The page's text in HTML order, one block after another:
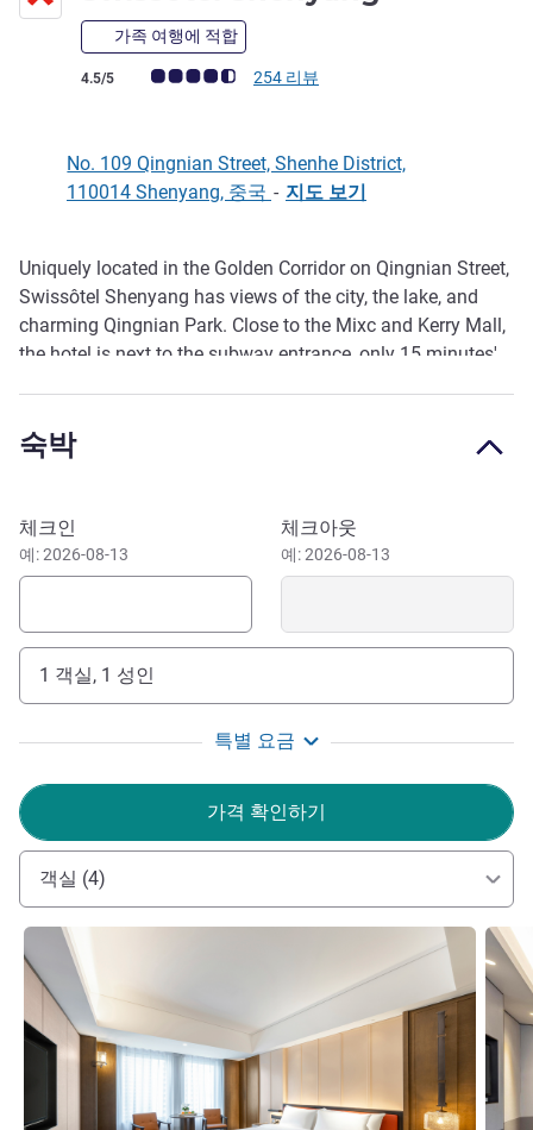
가족 여행에 적합
고객 평점 (ALL 평가)
4.5/5 254 리뷰
No. 109 Qingnian Street, Shenhe District,
110014 Shenyang, 중국 - 지도 보기
호텔설명
Uniquely located in the Golden Corridor on Qingnian Street,
Swissôtel Shenyang has views of the city, the lake, and
charming Qingnian Park. Close to the Mixc and Kerry Mall,
the hotel is next to the subway entrance, only 15 minutes'
ideal choice for trips and holidays.
nickname of "city of two emperors" is an indication of the
magnificent history and culture of the Liaoning Province
capital.
숙박
이 호텔 예약하기
체크인
예: 2026-08-13
체크아웃
예: 2026-08-13
1 객실, 1 성인
특별 요금
가격 확인하기
객실 (4)
세부 정보 보기 세부